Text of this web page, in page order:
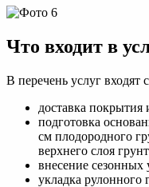
Что входит в
В перечень услуг
доставка
подготовка
см плодородного
верхнего слоя
внесение сезонных
укладка рулонного